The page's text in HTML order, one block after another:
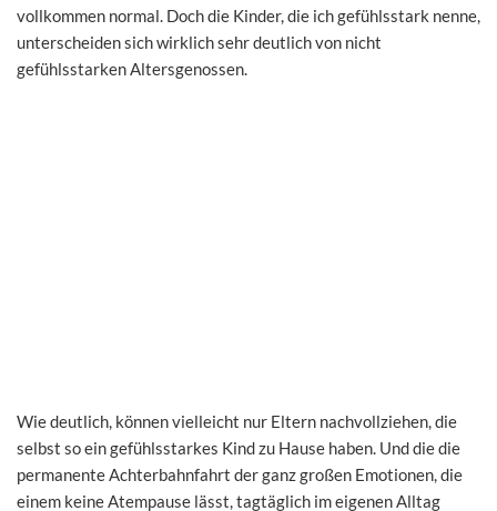
vollkommen normal. Doch die Kinder, die ich gefühlsstark nenne,
unterscheiden sich wirklich sehr deutlich von nicht
gefühlsstarken Altersgenossen.
Wie deutlich, können vielleicht nur Eltern nachvollziehen, die
selbst so ein gefühlsstarkes Kind zu Hause haben. Und die die
permanente Achterbahnfahrt der ganz großen Emotionen, die
einem keine Atempause lässt, tagtäglich im eigenen Alltag